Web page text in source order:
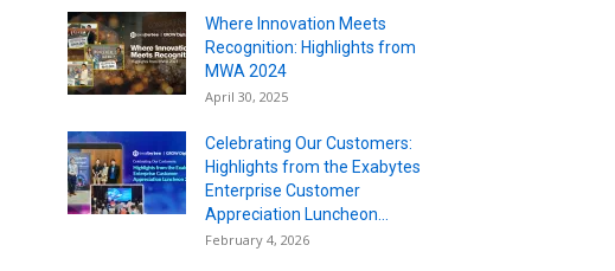
Where Innovation Meets
Recognition: Highlights from
MWA 2024
April 30, 2025
Celebrating Our Customers:
Highlights from the Exabytes
Enterprise Customer
Appreciation Luncheon...
February 4, 2026